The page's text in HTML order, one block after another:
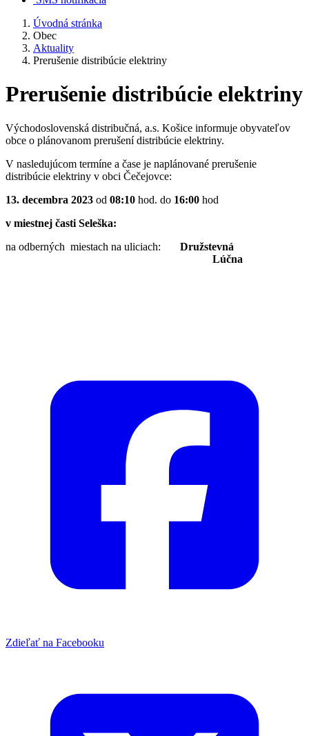
Úvodná stránka
Obec
Aktuality
Prerušenie distribúcie elektriny
Prerušenie distribúcie elektriny
Východoslovenská distribučná, a.s. Košice informuje obyvateľov
obce o plánovanom prerušení distribúcie elektriny.
V nasledujúcom termíne a čase je naplánované prerušenie
distribúcie elektriny v obci Čečejovce:
13. decembra 2023 od 08:10 hod. do 16:00 hod
v miestnej časti Seleška:
na odberných miestach na uliciach: Družstevná
Lúčna
Zdieľať na Facebooku